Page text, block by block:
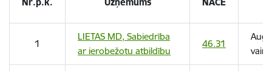
1
LIETAS MD, Sabiedrība
ar ierobežotu atbildību
46.31